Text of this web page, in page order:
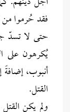
فقد حُرموا
حتى لا تسدّ
يُكرهون على
أنبوب،
القتل.
ولم يكن